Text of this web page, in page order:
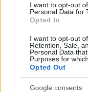
I want to opt-out
Personal Data for
Opted In
I want to opt-out
Retention, Sale,
Personal Data
Purposes for
Opted Out
Google consents
X-FAKTOR